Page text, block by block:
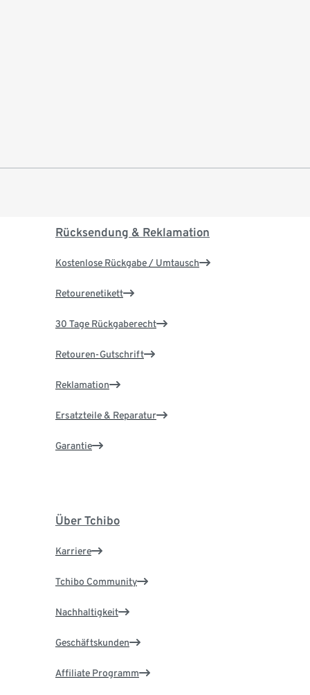
Rücksendung & Reklamation
Kostenlose Rückgabe / Umtausch
Retourenetikett
30 Tage Rückgaberecht
Retouren-Gutschrift
Reklamation
Ersatzteile & Reparatur
Garantie
Über Tchibo
Karriere
Tchibo Community
Nachhaltigkeit
Geschäftskunden
Affiliate Programm